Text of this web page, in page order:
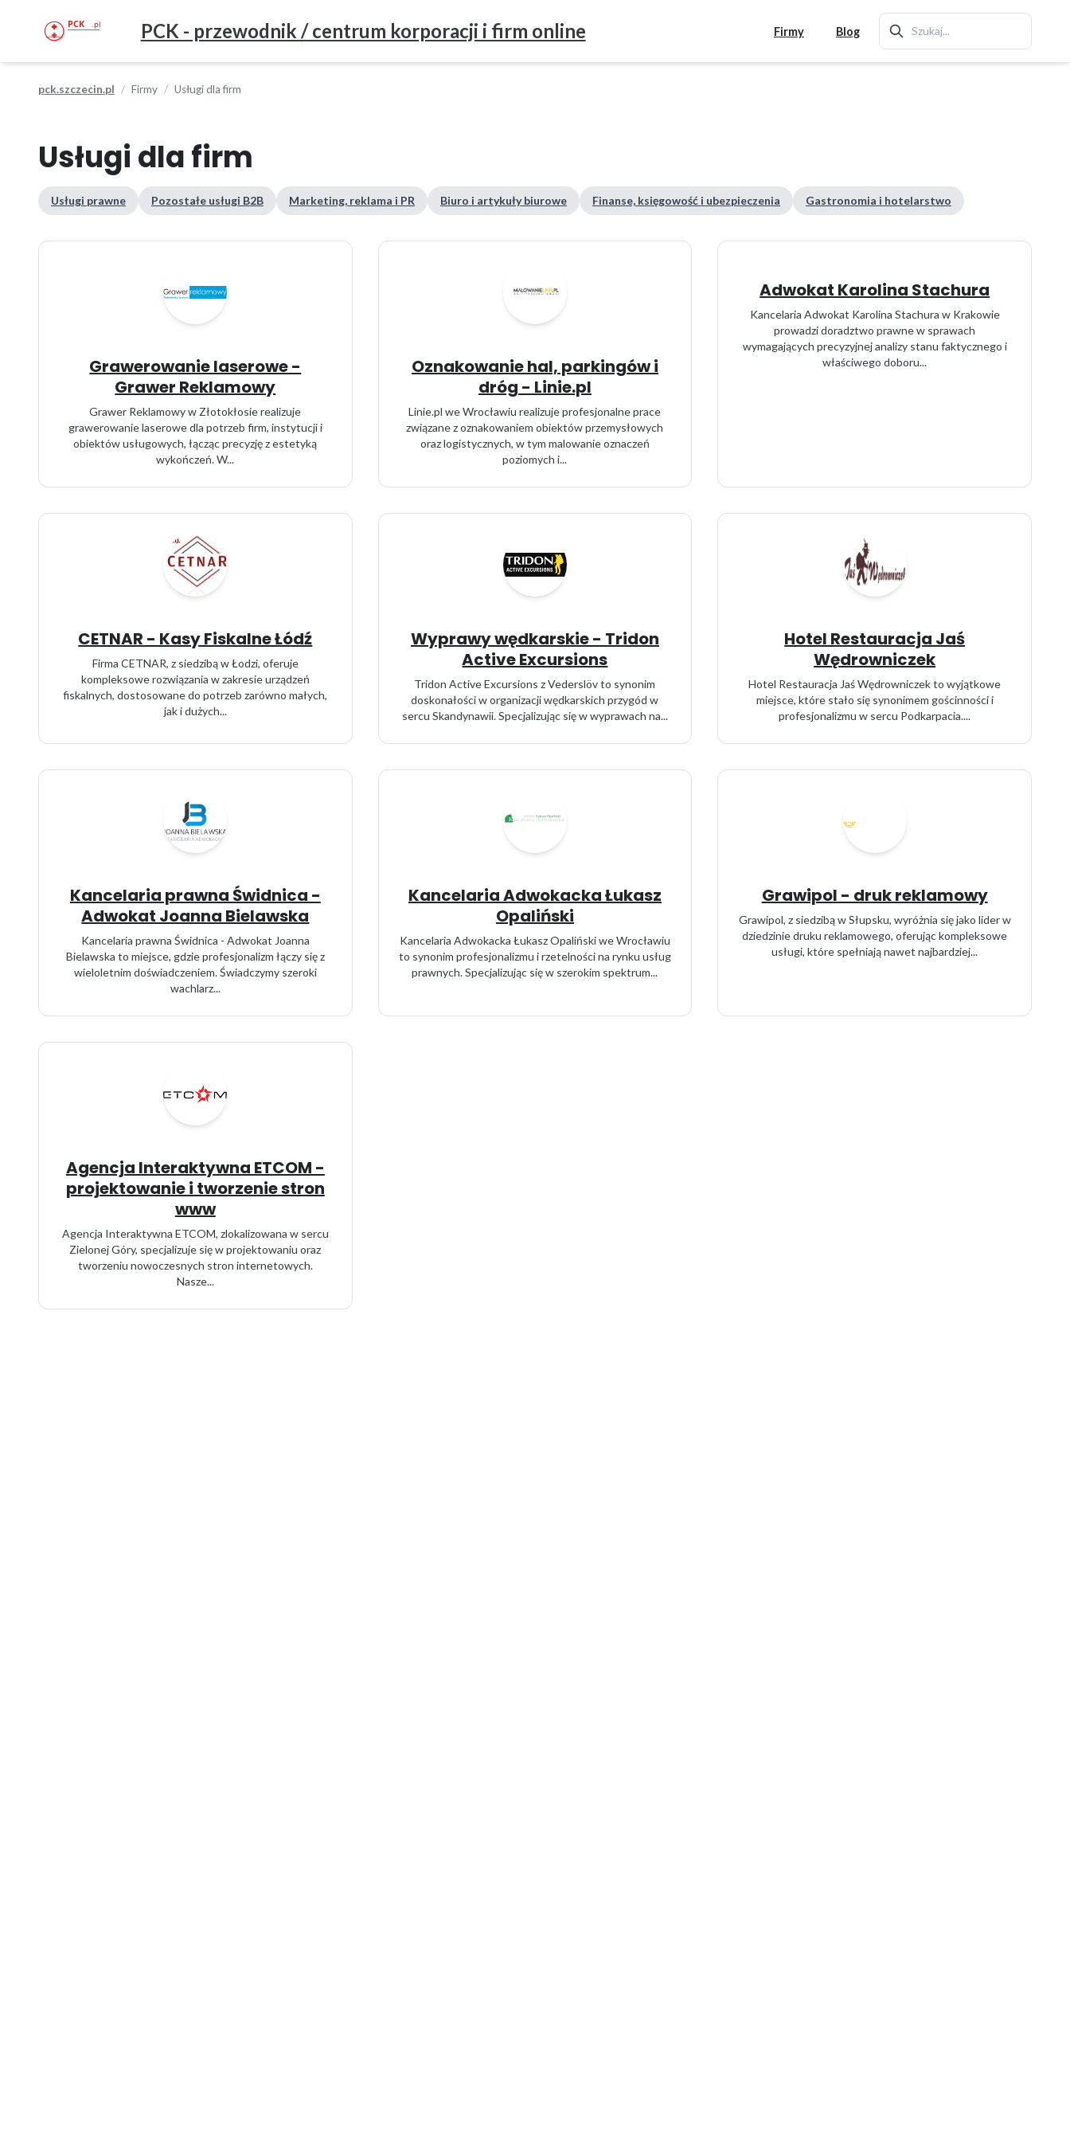
PCK - przewodnik / centrum korporacji i firm online Firmy Blog
pck.szczecin.pl Firmy Usługi dla firm
Usługi dla firm
Usługi prawne Pozostałe usługi B2B Marketing, reklama i PR Biuro i artykuły biurowe Finanse, księgowość i ubezpieczenia Gastronomia i hotelarstwo
Grawerowanie laserowe -
Grawer Reklamowy
Grawer Reklamowy w Złotokłosie realizuje
grawerowanie laserowe dla potrzeb firm, instytucji i
obiektów usługowych, łącząc precyzję z estetyką
wykończeń. W...
Oznakowanie hal, parkingów i
dróg - Linie.pl
Linie.pl we Wrocławiu realizuje profesjonalne prace
związane z oznakowaniem obiektów przemysłowych
oraz logistycznych, w tym malowanie oznaczeń
poziomych i...
Adwokat Karolina Stachura
Kancelaria Adwokat Karolina Stachura w Krakowie
prowadzi doradztwo prawne w sprawach
wymagających precyzyjnej analizy stanu faktycznego i
właściwego doboru...
CETNAR - Kasy Fiskalne Łódź
Firma CETNAR, z siedzibą w Łodzi, oferuje
kompleksowe rozwiązania w zakresie urządzeń
fiskalnych, dostosowane do potrzeb zarówno małych,
jak i dużych...
Wyprawy wędkarskie - Tridon
Active Excursions
Tridon Active Excursions z Vederslöv to synonim
doskonałości w organizacji wędkarskich przygód w
sercu Skandynawii. Specjalizując się w wyprawach na...
Hotel Restauracja Jaś
Wędrowniczek
Hotel Restauracja Jaś Wędrowniczek to wyjątkowe
miejsce, które stało się synonimem gościnności i
profesjonalizmu w sercu Podkarpacia....
Kancelaria prawna Świdnica -
Adwokat Joanna Bielawska
Kancelaria prawna Świdnica - Adwokat Joanna
Bielawska to miejsce, gdzie profesjonalizm łączy się z
wieloletnim doświadczeniem. Świadczymy szeroki
wachlarz...
Kancelaria Adwokacka Łukasz
Opaliński
Kancelaria Adwokacka Łukasz Opaliński we Wrocławiu
to synonim profesjonalizmu i rzetelności na rynku usług
prawnych. Specjalizując się w szerokim spektrum...
Grawipol - druk reklamowy
Grawipol, z siedzibą w Słupsku, wyróżnia się jako lider w
dziedzinie druku reklamowego, oferując kompleksowe
usługi, które spełniają nawet najbardziej...
Agencja Interaktywna ETCOM -
projektowanie i tworzenie stron
www
Agencja Interaktywna ETCOM, zlokalizowana w sercu
Zielonej Góry, specjalizuje się w projektowaniu oraz
tworzeniu nowoczesnych stron internetowych.
Nasze...